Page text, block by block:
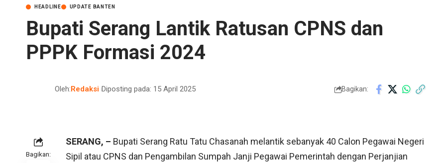
HEADLINE UPDATE BANTEN
Bupati Serang Lantik Ratusan CPNS dan
PPPK Formasi 2024
Oleh:Redaksi Diposting pada: 15 April 2025 Bagikan:
Bagikan:
SERANG, – Bupati Serang Ratu Tatu Chasanah melantik sebanyak 40 Calon Pegawai Negeri
Sipil atau CPNS dan Pengambilan Sumpah Janji Pegawai Pemerintah dengan Perjanjian